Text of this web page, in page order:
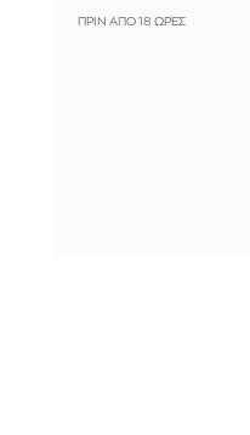
ΠΡΙΝ ΑΠΌ 18 ΏΡΕΣ